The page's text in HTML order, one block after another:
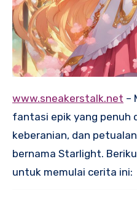
www.sneakerstalk.net –
fantasi epik yang penuh
keberanian, dan
bernama Starlight.
untuk memulai cerita ini: